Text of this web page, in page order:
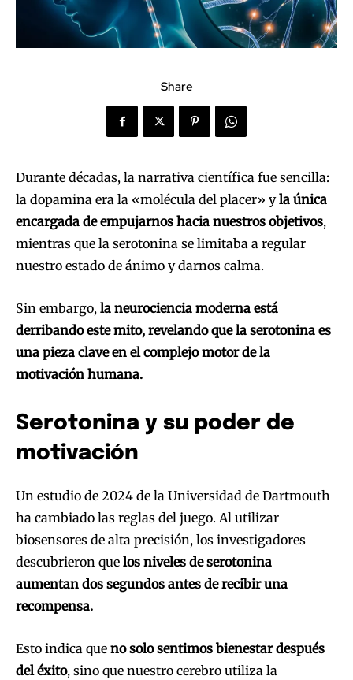
Share
Durante décadas, la narrativa científica fue sencilla:
la dopamina era la «molécula del placer» yla única
encargada de empujarnos hacia nuestros objetivos,
mientras que la serotonina se limitaba a regular
nuestro estado de ánimo y darnos calma.
Sin embargo, la neurociencia moderna está
derribando este mito, revelando que la serotonina es
una pieza clave en el complejo motor de la
motivación humana.
Serotonina y su poder de
motivación
Un estudio de 2024 de la Universidad de Dartmouth
ha cambiado las reglas del juego. Al utilizar
biosensores de alta precisión, los investigadores
descubrieron que los niveles de serotonina
aumentan dos segundos antes de recibir una
recompensa.
Esto indica que no solo sentimos bienestar después
del éxito, sino que nuestro cerebro utiliza la